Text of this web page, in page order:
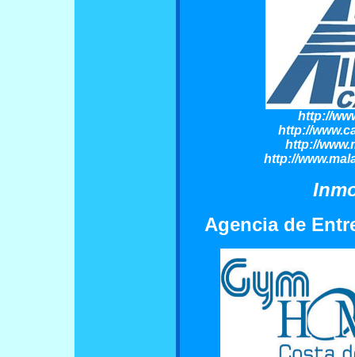
http://
http://
http://
http://
Agencia de